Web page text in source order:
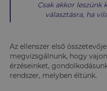
Csak akkor leszünk
választásra, ha
Az ellenszer első
megvizsgálnunk, hogy
érzéseinket,
rendszer, melyben éltünk.